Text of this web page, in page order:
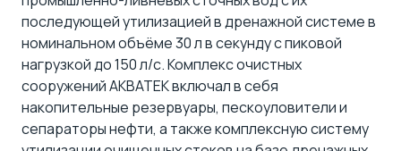
последующей утилизацией в дренажной системе в
номинальном объёме 30 л в секунду с пиковой
нагрузкой до 150 л/с. Комплекс очистных
сооружений АКВАТЕК включал в себя
накопительные резервуары, пескоуловители и
сепараторы нефти, а также комплексную систему